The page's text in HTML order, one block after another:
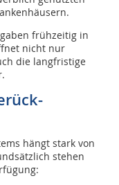
frühzeitig in
nicht nur
die langfristige
hängt stark von
stehen